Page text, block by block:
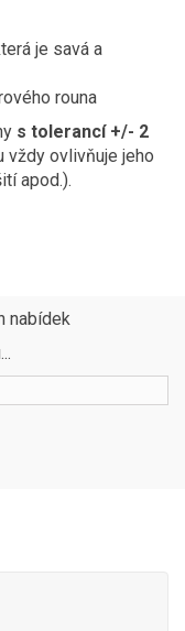
je savá a
rouna
s tolerancí +/- 2
vždy ovlivňuje jeho
apod.).
nabídek